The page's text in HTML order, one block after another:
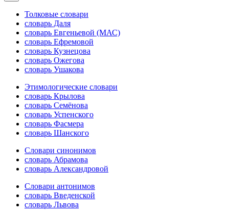
Толковые словари
словарь Даля
словарь Евгеньевой (МАС)
словарь Ефремовой
словарь Кузнецова
словарь Ожегова
словарь Ушакова
Этимологические словари
словарь Крылова
словарь Семёнова
словарь Успенского
словарь Фасмера
словарь Шанского
Словари синонимов
словарь Абрамова
словарь Александровой
Словари антонимов
словарь Введенской
словарь Львова